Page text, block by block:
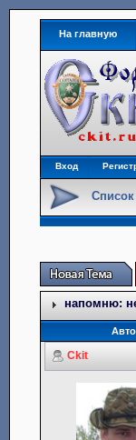
На главную
Вход
напомню:
Ckit